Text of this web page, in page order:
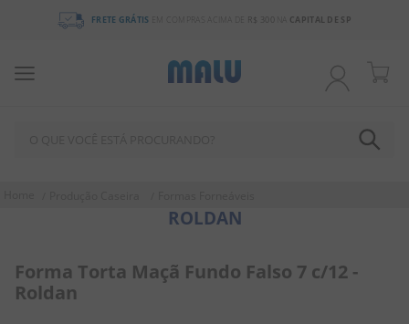
FRETE GRÁTIS R$ 300 CAPITAL DE SP
ROLDAN
Forma Torta Maçã Fundo Falso 7 c/12 -
Roldan
1º
chocolate
3 º
pirulito